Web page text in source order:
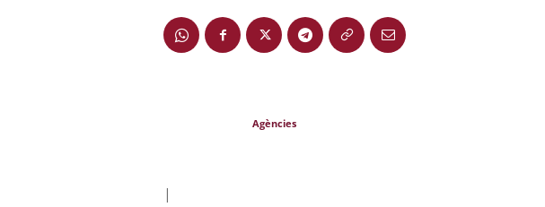
Agències
|